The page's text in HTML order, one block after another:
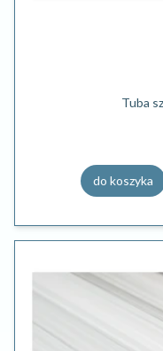
Tuba
do koszyka